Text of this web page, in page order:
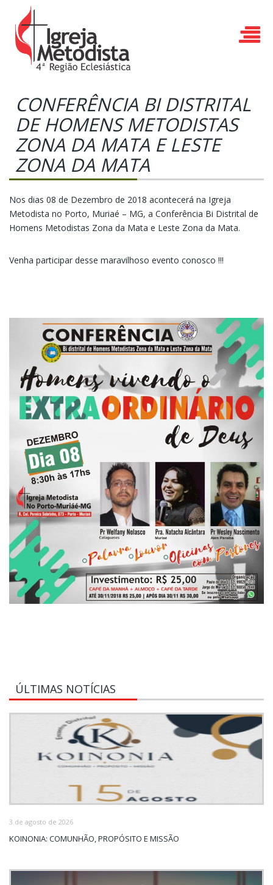
CONFERÊNCIA BI DISTRITAL
DE HOMENS METODISTAS
ZONA DA MATA E LESTE
ZONA DA MATA
Nos dias 08 de Dezembro de 2018 acontecerá na Igreja
Metodista no Porto, Muriaé – MG, a Conferência Bi Distrital de
Homens Metodistas Zona da Mata e Leste Zona da Mata.
Venha participar desse maravilhoso evento conosco !!!
ÚLTIMAS NOTÍCIAS
3 de agosto de 2026
KOINONIA: COMUNHÃO, PROPÓSITO E MISSÃO